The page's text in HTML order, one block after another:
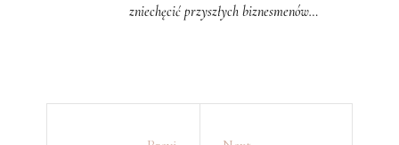
zniechęcić przyszłych biznesmenów…